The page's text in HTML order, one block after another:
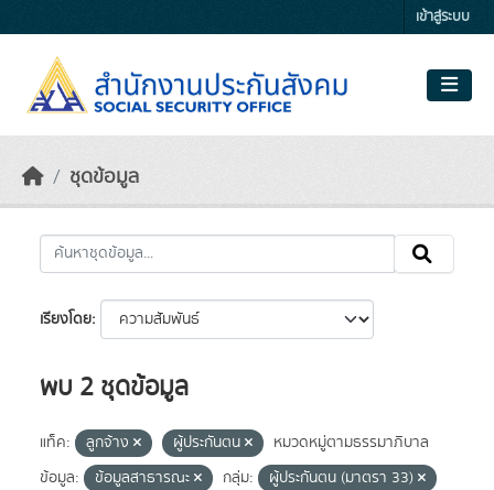
เข้าสู่ระบบ
ชุดข้อมูล
เรียงโดย
พบ 2 ชุดข้อมูล
แท็ค: ลูกจ้าง ผู้ประกันตน
หมวดหมู่ตามธรรมาภิบาล
ข้อมูล:
ข้อมูลสาธารณะ กลุ่ม:
ผู้ประกันตน (มาตรา 33)